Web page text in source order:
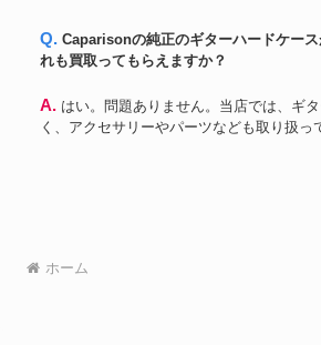
Q. Caparisonの純正のギターハードケースがあるのですが、こ
れも買取ってもらえますか？
A. はい。問題ありません。当店では、ギター本体だけではな
く、アクセサリーやパーツなども取り扱っ
ホーム